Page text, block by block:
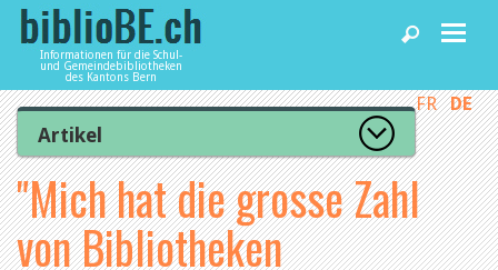
Informationen für die Schul-
und Gemeindebibliotheken
des Kantons Bern
Home
News und Fachbeiträge
FR DE
Artikel
Zur Artikelübersicht
Lesenswert
Gut bewertet
Kategorien
Aus dem Amt für Kultur
"Mich hat die grosse Zahl
von Bibliotheken